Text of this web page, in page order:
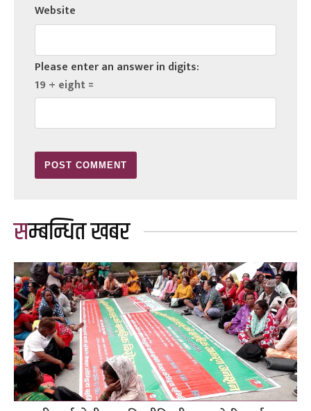
Website
Please enter an answer in digits:
19 + eight =
सम्बन्धित खबर